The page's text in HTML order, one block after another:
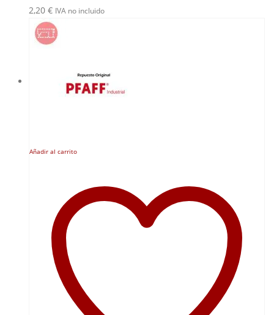
2,20 € IVA no incluido
Añadir al carrito